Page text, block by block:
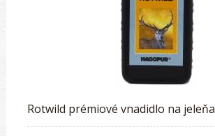
Rotwild prémiové vnadidlo na jeleňa